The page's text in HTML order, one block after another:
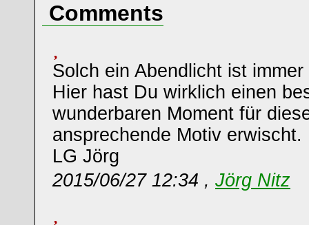
Comments
Solch ein Abendlicht ist
Hier hast Du wirklich einen
wunderbaren Moment für
ansprechende Motiv erwischt.
LG Jörg
2015/06/27 12:34 , Jörg Nitz